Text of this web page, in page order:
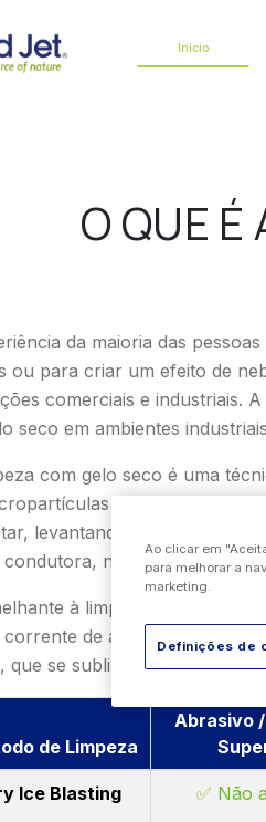
Início
O QUE É
ou para criar um efeito de
comerciais e industriais.
seco em ambientes
com gelo seco é uma
de dióxido de
levantando a sujidade e
condutora, não é tóxica nem
à limpeza com areia
corrente de ar pressurizado.
que se sublimam ao
de Limpeza
Abrasivo
Ice Blasting ✅ Não
Ao clicar em
para melhorar a
marketing.
Definições de